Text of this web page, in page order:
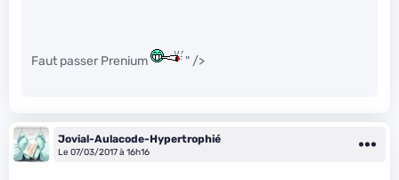
Faut passer Prenium " />
Jovial-Aulacode-Hypertrophié
Le 07/03/2017 à 16h16